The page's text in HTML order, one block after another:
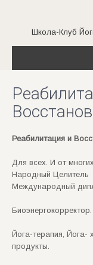
Школа-Клуб
Реабилитация и
Для всех. И от
Народный Целитель
Международный
Биоэнергокорректор.
Йога-терапия, Йога-
продукты.